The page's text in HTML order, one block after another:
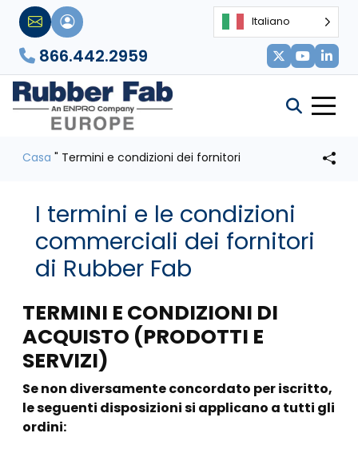
Italiano
866.442.2959
Casa " Termini e condizioni dei fornitori
I termini e le condizioni
commerciali dei fornitori
di Rubber Fab
TERMINI E CONDIZIONI DI
ACQUISTO (PRODOTTI E
SERVIZI)
Se non diversamente concordato per iscritto,
le seguenti disposizioni si applicano a tutti gli
ordini: